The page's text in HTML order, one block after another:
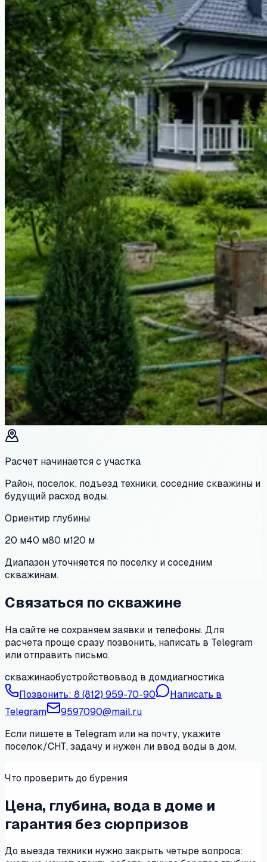
Расчет начинается с участка
Район, поселок, подъезд техники, соседние скважины и
будущий расход воды.
Ориентир глубины
20 м40 м80 м120 м
Диапазон уточняется по поселку и соседним
скважинам.
Связаться по скважине
На сайте не сохраняем заявки и телефоны. Для
расчета проще сразу позвонить, написать в Telegram
или отправить письмо.
скважинаобустройствоввод в домдиагностика
Позвонить: 8 (812) 959-70-90
Написать в
Telegram
9597090@mail.ru
Если пишете в Telegram или на почту, укажите
поселок/СНТ, задачу и нужен ли ввод воды в дом.
Что проверить до бурения
Цена, глубина, вода в доме и
гарантия без сюрпризов
До выезда техники нужно закрыть четыре вопроса: